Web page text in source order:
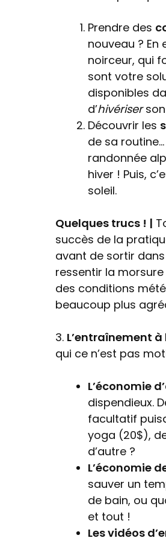
Prendre des
nouveau ? En
noirceur, qui
sont votre
disponibles
d’hivériserson
Découvrir les
de sa
randonnée
hiver ! Puis,
soleil.
Quelques trucs ! |
succès de la
avant de sortir
ressentir la
des conditions
beaucoup plus
3. L’entraînement
qui ce n’est pas
L’économie
dispendieux.
facultatif
yoga (20$),
d’autre ?
L’économie
sauver un
de bain, ou
et tout !
Les vidéos